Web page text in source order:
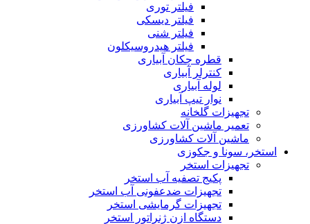
فیلتر توری
فیلتر دیسکی
فیلتر شنی
فیلتر هیدروسیکلون
قطره چکان آبیاری
کنترلر آبیاری
لوله آبیاری
نوار تیپ آبیاری
تجهیزات گلخانه
تعمیر ماشین آلات کشاورزی
ماشین آلات کشاورزی
استخر، سونا و جکوزی
تجهیزات استخر
پکیج تصفیه آب استخر
تجهیزات ضدعفونی آب استخر
تجهیزات گرمایشی استخر
دستگاه ازن ژنراتور استخر